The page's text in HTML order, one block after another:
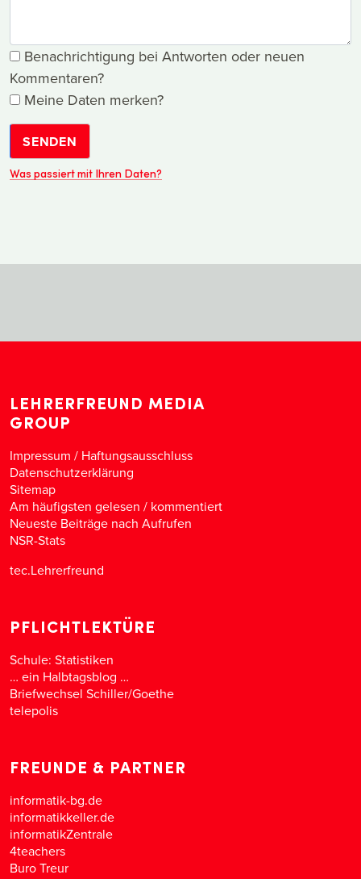
Benachrichtigung bei Antworten oder neuen
Kommentaren?
Meine Daten merken?
SENDEN
Was passiert mit Ihren Daten?
LEHRERFREUND MEDIA
GROUP
Impressum / Haftungsausschluss
Datenschutzerklärung
Sitemap
Am häufigsten gelesen / kommentiert
Neueste Beiträge nach Aufrufen
NSR-Stats
tec.Lehrerfreund
PFLICHTLEKTÜRE
Schule: Statistiken
… ein Halbtagsblog …
Briefwechsel Schiller/Goethe
telepolis
FREUNDE & PARTNER
informatik-bg.de
informatikkeller.de
informatikZentrale
4teachers
Buro Treur